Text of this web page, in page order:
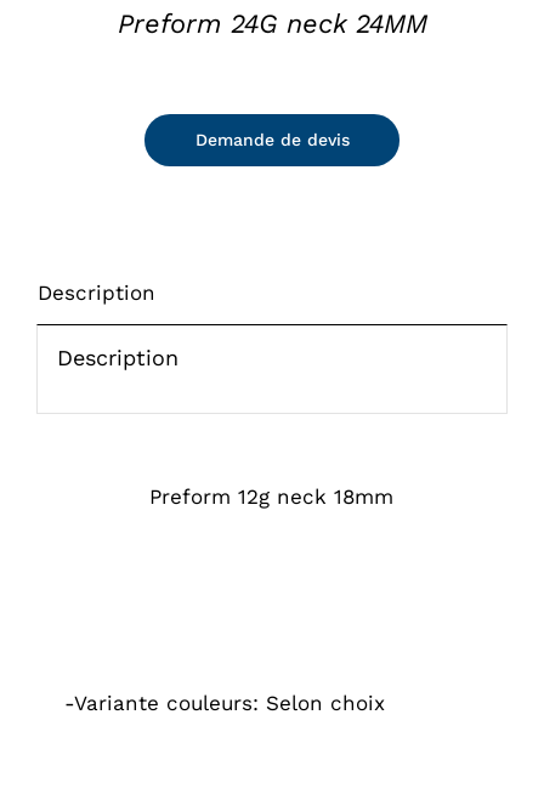
Preform 24G neck 24MM
Demande de devis
Description
Description
Preform 12g neck 18mm
-Variante couleurs: Selon choix